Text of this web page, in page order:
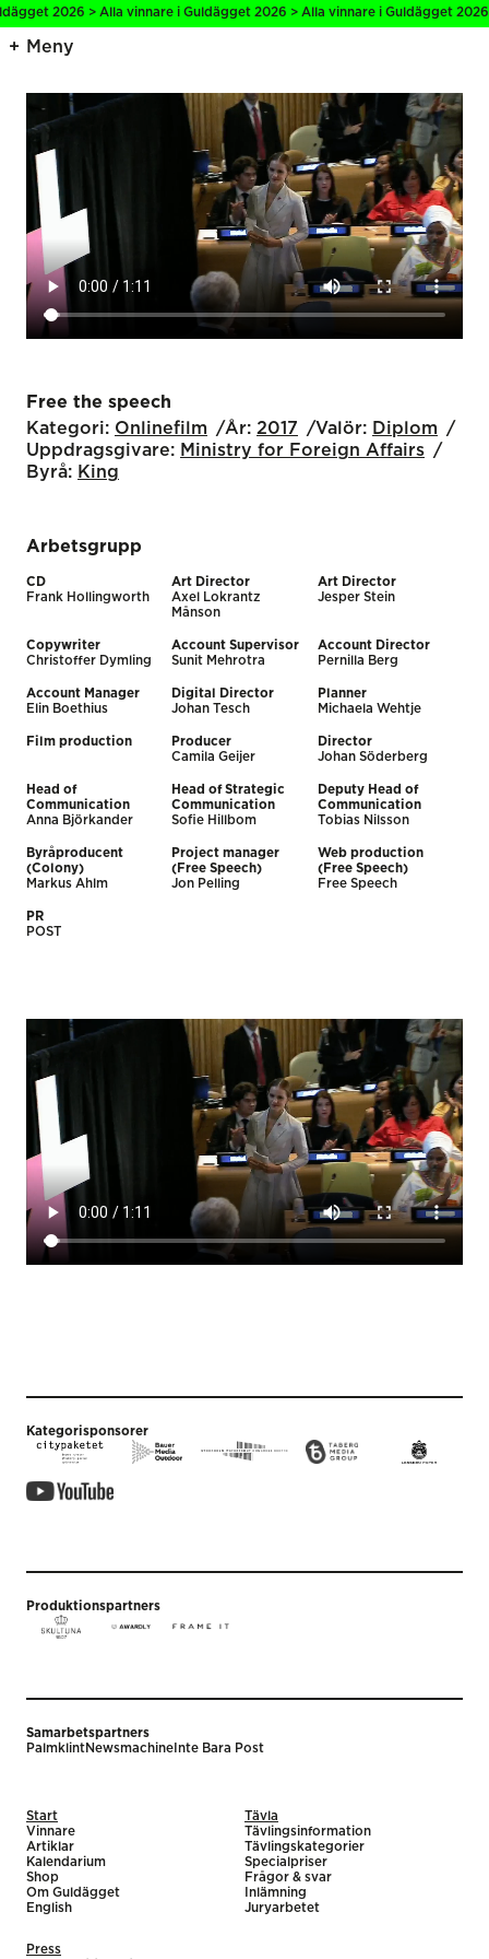
2026 > Alla vinnare i Guldägget 2026 > Alla vinnare i Guldägget
Meny
Free the speech
Kategori: Onlinefilm År: 2017 Valör: Diplom
Uppdragsgivare: Ministry for Foreign Affairs
Byrå: King
Arbetsgrupp
CD
Frank Hollingworth
Art Director
Axel Lokrantz
Månson
Art Director
Jesper Stein
Copywriter
Christoffer Dymling
Account Supervisor
Sunit Mehrotra
Account Director
Pernilla Berg
Account Manager
Elin Boethius
Digital Director
Johan Tesch
Planner
Michaela Wehtje
Film production
Producer
Camila Geijer
Director
Johan Söderberg
Head of
Communication
Anna Björkander
Head of Strategic
Communication
Sofie Hillbom
Deputy Head of
Communication
Tobias Nilsson
Byråproducent
(Colony)
Markus Ahlm
Project manager
(Free Speech)
Jon Pelling
Web production
(Free Speech)
Free Speech
PR
POST
Kategorisponsorer
Produktionspartners
Samarbetspartners
PalmklintNewsmachine Inte Bara Post
Start
Vinnare
Artiklar
Kalendarium
Shop
Om Guldägget
English
Tävla
Tävlingsinformation
Tävlingskategorier
Specialpriser
Frågor & svar
Inlämning
Juryarbetet
Press